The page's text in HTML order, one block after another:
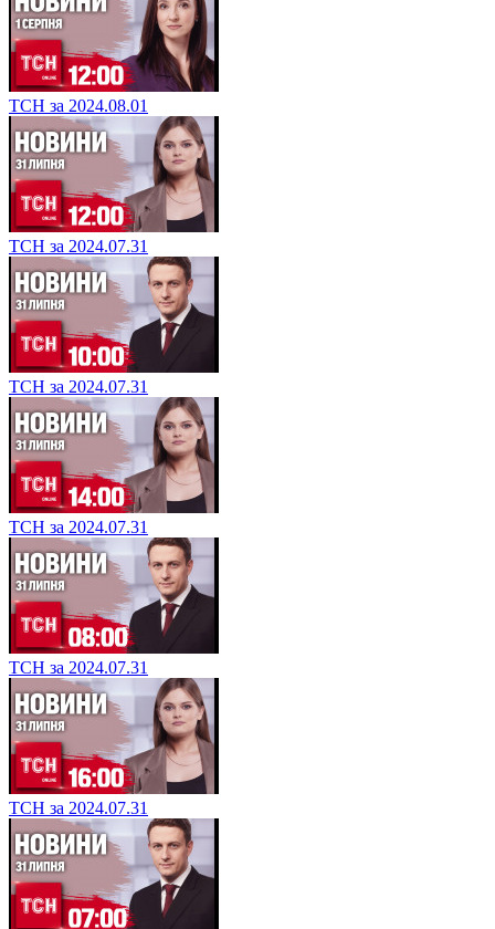
ТСН за 2024.08.01
ТСН за 2024.07.31
ТСН за 2024.07.31
ТСН за 2024.07.31
ТСН за 2024.07.31
ТСН за 2024.07.31